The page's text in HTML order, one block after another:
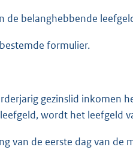
de belanghebbende
formulier.
gezinslid inkomen
wordt het leefgeld
van de eerste dag van